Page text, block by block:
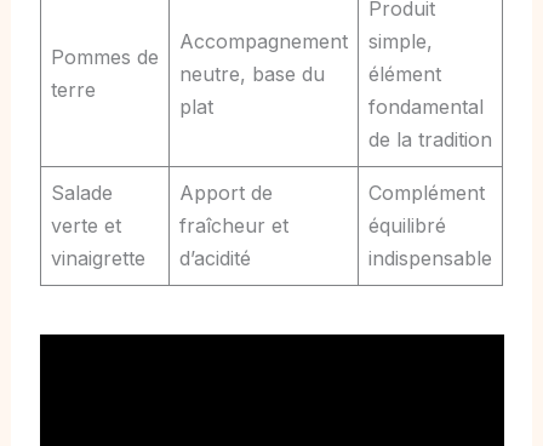
Pommes de
terre
Accompagnement
neutre, base du
plat
Produit
simple,
élément
fondamental
de la tradition
Salade
verte et
vinaigrette
Apport de
fraîcheur et
d’acidité
Complément
équilibré
indispensable